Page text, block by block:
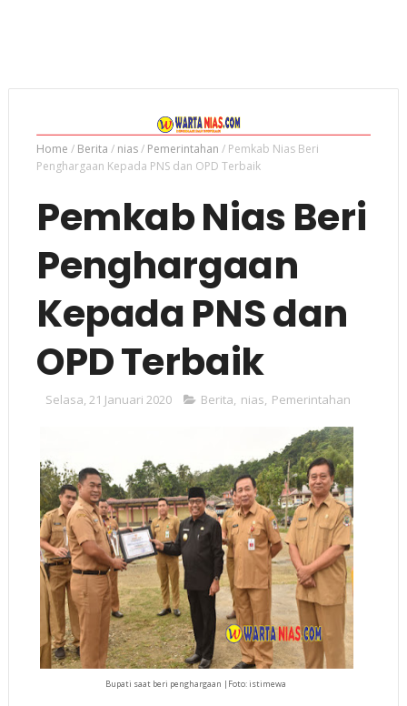
Home / Berita / nias/ Pemerintahan / Pemkab Nias Beri
Penghargaan Kepada PNS dan OPD Terbaik
Pemkab Nias Beri
Penghargaan
Kepada PNS dan
OPD Terbaik
Selasa, 21 Januari 2020 Berita, nias, Pemerintahan
Bupati saat beri penghargaan |Foto: istimewa